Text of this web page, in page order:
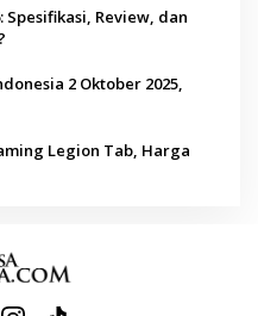
Spesifikasi, Review, dan
2 Oktober 2025,
Legion Tab, Harga